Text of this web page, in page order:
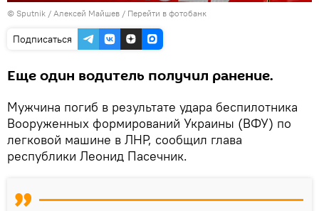
© Sputnik / Алексей Майшев / Перейти в фотобанк
Подписаться
Еще один водитель получил ранение.
Мужчина погиб в результате удара беспилотника
Вооруженных формирований Украины (ВФУ) по
легковой машине в ЛНР, сообщил глава
республики Леонид Пасечник.